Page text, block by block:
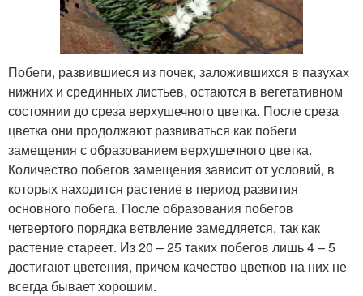
Побеги, развившиеся из почек, заложившихся в пазухах
нижних и срединных листьев, остаются в вегетативном
состоянии до среза верхушечного цветка. После среза
цветка они продолжают развиваться как побеги
замещения с образованием верхушечного цветка.
Количество побегов замещения зависит от условий, в
которых находится растение в период развития
основного побега. После образования побегов
четвертого порядка ветвление замедляется, так как
растение стареет. Из 20 – 25 таких побегов лишь 4 – 5
достигают цветения, причем качество цветков на них не
всегда бывает хорошим.